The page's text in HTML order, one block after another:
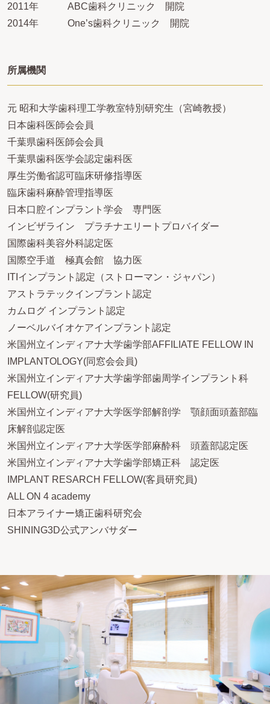
2011年
ABC歯科クリニック 開院
2014年
One’s歯科クリニック 開院
所属機関
元 昭和大学歯科理工学教室特別研究生（宮崎教授）
日本歯科医師会会員
千葉県歯科医師会会員
千葉県歯科医学会認定歯科医
厚生労働省認可臨床研修指導医
臨床歯科麻酔管理指導医
日本口腔インプラント学会 専門医
インビザライン プラチナエリートプロバイダー
国際歯科美容外科認定医
国際空手道 極真会館 協力医
ITIインプラント認定（ストローマン・ジャパン）
アストラテックインプラント認定
カムログ インプラント認定
ノーベルバイオケアインプラント認定
米国州立インディアナ大学歯学部AFFILIATE FELLOW IN
IMPLANTOLOGY(同窓会会員)
米国州立インディアナ大学歯学部歯周学インプラント科
FELLOW(研究員)
米国州立インディアナ大学医学部解剖学 顎顔面頭蓋部臨
床解剖認定医
米国州立インディアナ大学医学部麻酔科 頭蓋部認定医
米国州立インディアナ大学歯学部矯正科 認定医
IMPLANT RESARCH FELLOW(客員研究員)
ALL ON 4 academy
日本アライナー矯正歯科研究会
SHINING3D公式アンバサダー